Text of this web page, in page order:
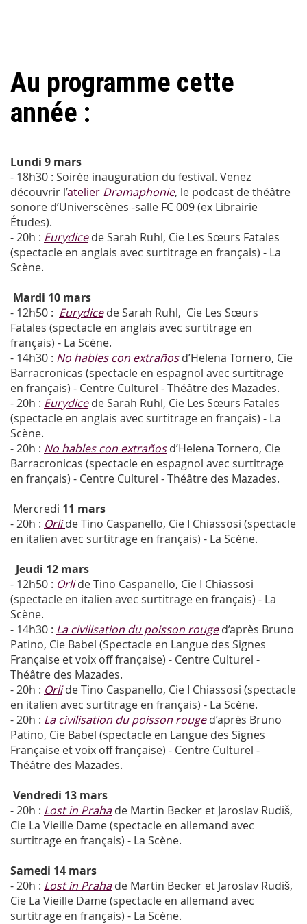
Au programme cette
année :
Lundi 9 mars
- 18h30 : Soirée inauguration du festival. Venez
découvrir l’atelier Dramaphonie, le podcast de théâtre
sonore d’Universcènes -salle FC 009 (ex Librairie
Études).
- 20h : Eurydicede Sarah Ruhl, Cie Les Sœurs Fatales
(spectacle en anglais avec surtitrage en français) - La
Scène.
Mardi 10 mars
- 12h50 : Eurydicede Sarah Ruhl, Cie Les Sœurs
Fatales (spectacle en anglais avec surtitrage en
français) - La Scène.
- 14h30 : No hables con extrañosd’Helena Tornero, Cie
Barracronicas (spectacle en espagnol avec surtitrage
en français) - Centre Culturel - Théâtre des Mazades.
- 20h : Eurydicede Sarah Ruhl, Cie Les Sœurs Fatales
(spectacle en anglais avec surtitrage en français) - La
Scène.
- 20h : No hables con extraños d’Helena Tornero, Cie
Barracronicas (spectacle en espagnol avec surtitrage
en français) - Centre Culturel - Théâtre des Mazades.
Mercredi 11 mars
- 20h : Orli de Tino Caspanello, Cie I Chiassosi (spectacle
en italien avec surtitrage en français) - La Scène.
Jeudi 12 mars
- 12h50 : Orli de Tino Caspanello, Cie I Chiassosi
(spectacle en italien avec surtitrage en français) - La
Scène.
- 14h30 : La civilisation du poisson rouged’après Bruno
Patino, Cie Babel (Spectacle en Langue des Signes
Française et voix off française) - Centre Culturel -
Théâtre des Mazades.
- 20h : Orli de Tino Caspanello, Cie I Chiassosi (spectacle
en italien avec surtitrage en français) - La Scène.
- 20h : La civilisation du poisson rouged’après Bruno
Patino, Cie Babel (spectacle en Langue des Signes
Française et voix off française) - Centre Culturel -
Théâtre des Mazades.
Vendredi 13 mars
- 20h : Lost in Prahade Martin Becker et Jaroslav Rudiš,
Cie La Vieille Dame (spectacle en allemand avec
surtitrage en français) - La Scène.
Samedi 14 mars
- 20h : Lost in Prahade Martin Becker et Jaroslav Rudiš,
Cie La Vieille Dame (spectacle en allemand avec
surtitrage en français) - La Scène.